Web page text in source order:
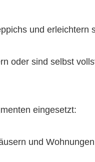
und erleichtern
oder sind selbst
eingesetzt:
und